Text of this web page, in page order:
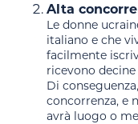
Alta
Le donne
italiano e che
facilmente
ricevono
Di
concorrenza, e
avrà luogo o